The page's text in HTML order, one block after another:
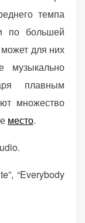
темпа
по большей
для них
музыкально
плавным
множество
место.
“Everybody